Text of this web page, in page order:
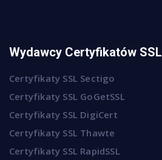
Wydawcy Certyfikatów SSL
Certyfikaty SSL Sectigo
Certyfikaty SSL GoGetSSL
Certyfikaty SSL DigiCert
Certyfikaty SSL Thawte
Certyfikaty SSL RapidSSL